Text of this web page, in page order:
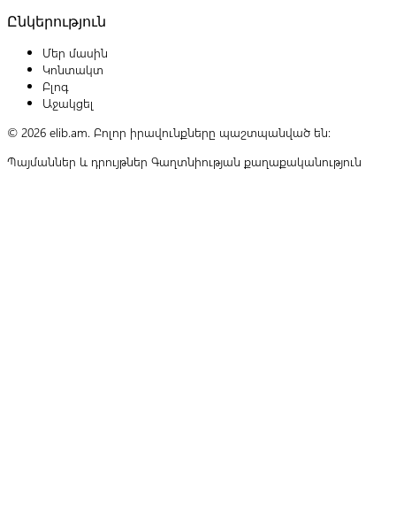
Ընկերություն
Մեր մասին
Կոնտակտ
Բլոգ
Աջակցել
© 2026 elib.am. Բոլոր իրավունքները պաշտպանված են:
Պայմաններ և դրույթներ Գաղտնիության քաղաքականություն